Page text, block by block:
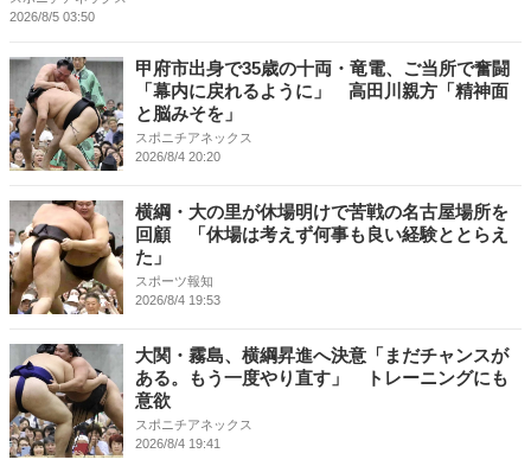
2026/8/5 03:50
甲府市出身で35歳の十両・竜電、ご当所で奮闘
「幕内に戻れるように」 高田川親方「精神面
と脳みそを」
スポニチアネックス
2026/8/4 20:20
横綱・大の里が休場明けで苦戦の名古屋場所を
回顧 「休場は考えず何事も良い経験ととらえ
た」
スポーツ報知
2026/8/4 19:53
大関・霧島、横綱昇進へ決意「まだチャンスが
ある。もう一度やり直す」 トレーニングにも
意欲
スポニチアネックス
2026/8/4 19:41